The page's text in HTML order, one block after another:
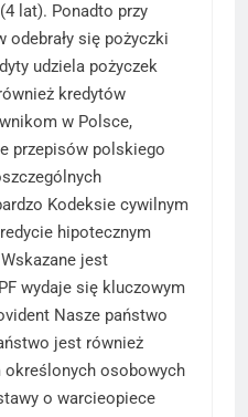
lat). Ponadto przy
odebrały się pożyczki
udziela pożyczek
kredytów
w Polsce,
przepisów polskiego
Kodeksie cywilnym
hipotecznym
jest
wydaje się kluczowym
Nasze państwo
jest również
osobowych
o warcieopiece